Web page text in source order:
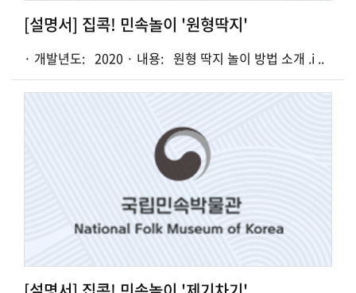
[설명서] 집콕! 민속놀이 '원형딱지'
· 개발년도: 2020 · 내용: 원형 딱지 놀이 방법 소개 .i ..